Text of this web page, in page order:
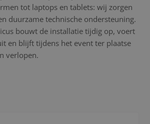
tot laptops en tablets: wij zorgen
duurzame technische ondersteuning.
bouwt de installatie tijdig op, voert
en blijft tijdens het event ter plaatse
verlopen.